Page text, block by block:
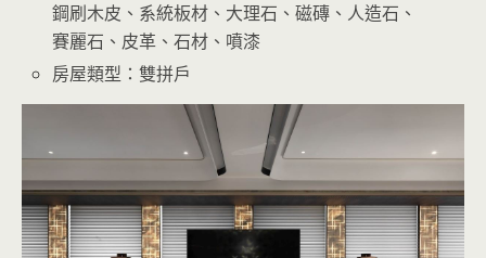
鋼刷木皮、系統板材、大理石、磁磚、人造石、
賽麗石、皮革、石材、噴漆
房屋類型：雙拼戶